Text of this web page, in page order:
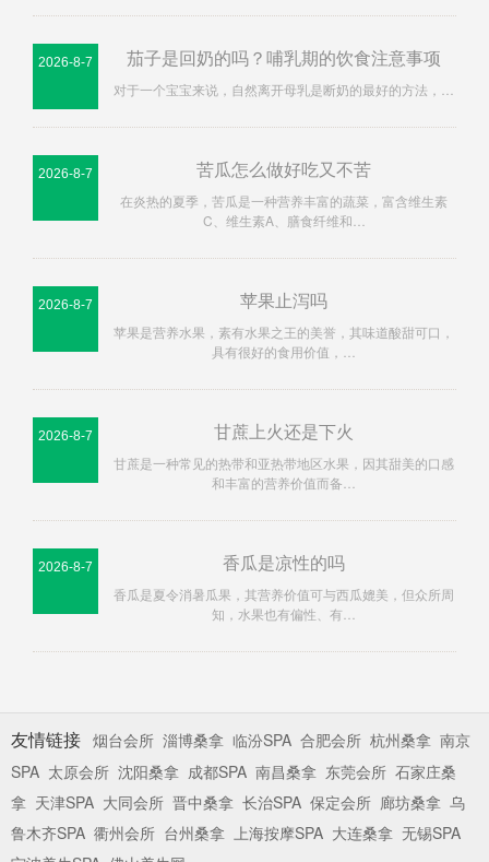
2026-8-7 茄子是回奶的吗？哺乳期的饮食注意事项
对于一个宝宝来说，自然离开母乳是断奶的最好的方法，…
2026-8-7 苦瓜怎么做好吃又不苦
在炎热的夏季，苦瓜是一种营养丰富的蔬菜，富含维生素
C、维生素A、膳食纤维和…
2026-8-7 苹果止泻吗
苹果是营养水果，素有水果之王的美誉，其味道酸甜可口，
具有很好的食用价值，…
2026-8-7 甘蔗上火还是下火
甘蔗是一种常见的热带和亚热带地区水果，因其甜美的口感
和丰富的营养价值而备…
2026-8-7 香瓜是凉性的吗
香瓜是夏令消暑瓜果，其营养价值可与西瓜媲美，但众所周
知，水果也有偏性、有…
友情链接 烟台会所 淄博桑拿 临汾SPA 合肥会所 杭州桑拿 南京
SPA 太原会所 沈阳桑拿 成都SPA 南昌桑拿 东莞会所 石家庄桑
拿 天津SPA 大同会所 晋中桑拿 长治SPA 保定会所 廊坊桑拿 乌
鲁木齐SPA 衢州会所 台州桑拿 上海按摩SPA 大连桑拿 无锡SPA